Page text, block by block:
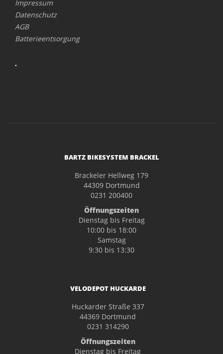
Impressum
Datenschutz
AGB
Batterieentsorgung
.
BARTZ BIKESYSTEM BRACKEL
Brackeler Hellweg 179
44309 Dortmund
0231 200400
Öffnungszeiten
Dienstag bis Freitag
10:00 bis 18:00
Samstag
9:30 bis 13:30
VELODEPOT HUCKARDE
Huckarder Straße 337
44369 Dortmund
0231 314290
Öffnungszeiten
Dienstag bis Freitag